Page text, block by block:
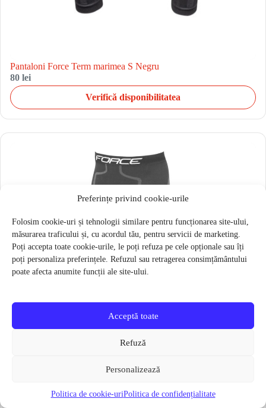
Preferințe privind cookie-urile
Folosim cookie-uri și tehnologii similare pentru funcționarea site-ului,
măsurarea traficului și, cu acordul tău, pentru servicii de marketing.
Poți accepta toate cookie-urile, le poți refuza pe cele opționale sau îți
poți personaliza preferințele. Refuzul sau retragerea consimțământului
poate afecta anumite funcții ale site-ului.
Acceptă toate
Refuză
Personalizează
Politica de cookie-uriPolitica de confidențialitate
Pantaloni Force Term marimea S Negru
80 lei
Verifică disponibilitatea
Pantaloni functionali Force Frost marime L-XL Negru